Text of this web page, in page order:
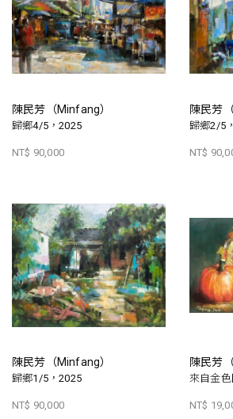
陳民芳（Minfang）
歸鄉4/5，2025
NT$ 90,000
陳民芳
歸鄉2/5
NT$
陳民芳（Minfang）
歸鄉1/5，2025
NT$ 90,000
陳民芳
來自金
NT$